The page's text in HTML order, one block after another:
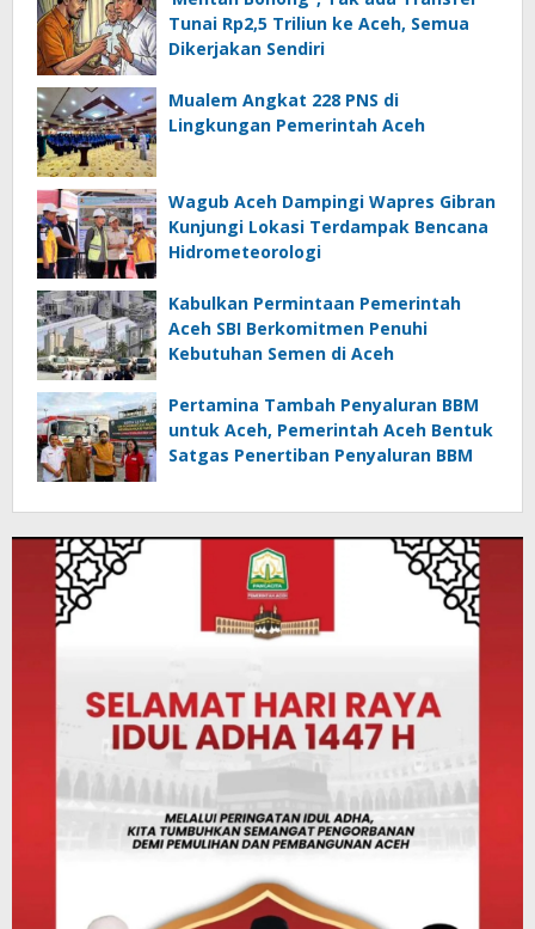
Tunai Rp2,5 Triliun ke Aceh, Semua
Dikerjakan Sendiri
Mualem Angkat 228 PNS di
Lingkungan Pemerintah Aceh
Wagub Aceh Dampingi Wapres Gibran
Kunjungi Lokasi Terdampak Bencana
Hidrometeorologi
Kabulkan Permintaan Pemerintah
Aceh SBI Berkomitmen Penuhi
Kebutuhan Semen di Aceh
Pertamina Tambah Penyaluran BBM
untuk Aceh, Pemerintah Aceh Bentuk
Satgas Penertiban Penyaluran BBM